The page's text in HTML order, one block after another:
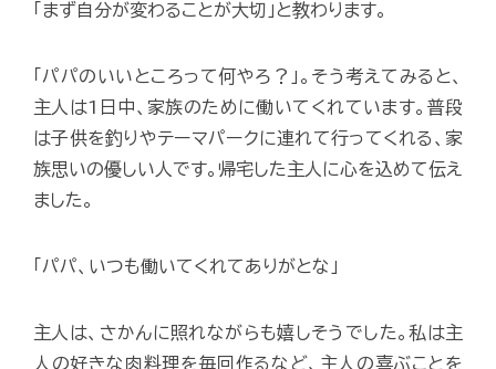
「まず自分が変わることが大切」と教わります。
「パパのいいところって何やろ？」。そう考えてみると、
主人は1日中、家族のために働いてくれています。普段
は子供を釣りやテーマパークに連れて行ってくれる、家
族思いの優しい人です。帰宅した主人に心を込めて伝え
ました。
「パパ、いつも働いてくれてありがとな」
主人は、さかんに照れながらも嬉しそうでした。私は主
人の好きな肉料理を毎回作るなど、主人の喜ぶことを